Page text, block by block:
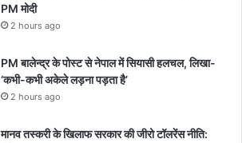
PM मोदी
2 hours ago
PM बालेन्द्र के पोस्ट से नेपाल में सियासी हलचल, लिखा-
‘कभी-कभी अकेले लड़ना पड़ता है’
2 hours ago
मानव तस्करी के खिलाफ सरकार की जीरो टॉलरेंस नीति: